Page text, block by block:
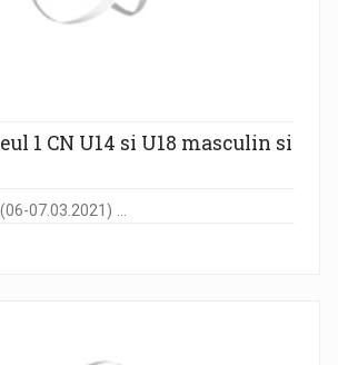
1 CN U14 si U18 masculin si
07.03.2021) ...